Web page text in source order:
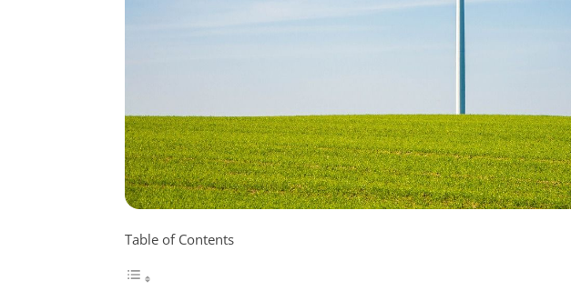
Table of Contents